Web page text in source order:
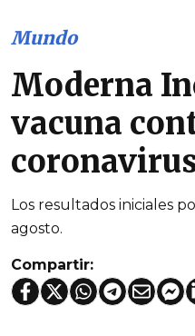
Mundo
Moderna
vacuna
Los resultados iniciales
agosto.
Compartir: